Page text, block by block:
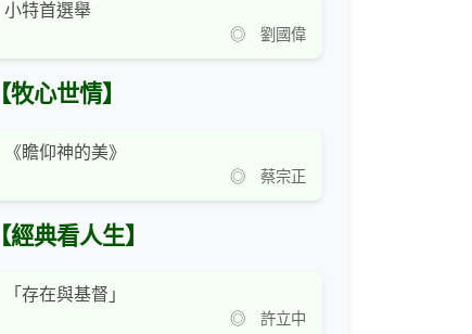
小特首選舉
◎ 劉國偉
【牧心世情】
《瞻仰神的美》
◎ 蔡宗正
【經典看人生】
「存在與基督」
◎ 許立中